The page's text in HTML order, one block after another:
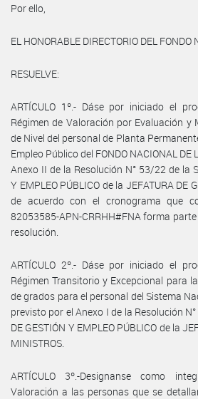
Por ello,
EL HONORABLE DIRECTORIO DEL FONDO
RESUELVE:
ARTÍCULO 1º.- Dáse por iniciado el
Régimen de Valoración por Evaluación
de Nivel del personal de Planta
Empleo Público del FONDO NACIONAL DE
Anexo II de la Resolución N° 53/22 de la
Y EMPLEO PÚBLICO de la JEFATURA DE
de acuerdo con el cronograma que
82053585-APN-CRRHH#FNA forma
resolución.
ARTÍCULO 2º.- Dáse por iniciado el
Régimen Transitorio y Excepcional para
de grados para el personal del Sistema
previsto por el Anexo I de la Resolución
DE GESTIÓN Y EMPLEO PÚBLICO de la
MINISTROS.
ARTÍCULO 3º.-Designanse como
Valoración a las personas que se